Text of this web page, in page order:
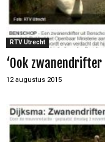
RTV Utrecht
‘Ook
12 augustus 2015